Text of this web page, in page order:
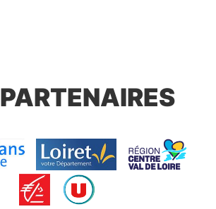
PARTENAIRES